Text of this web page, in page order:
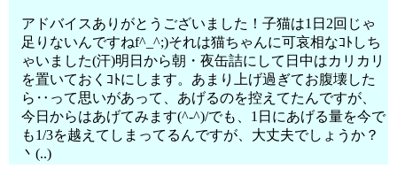
アドバイスありがとうございました！子猫は1日2回じゃ
足りないんですねf^_^;)それは猫ちゃんに可哀相なｺﾄしち
ゃいました(汗)明日から朝・夜缶詰にして日中はカリカリ
を置いておくｺﾄにします。あまり上げ過ぎてお腹壊した
ら‥って思いがあって、あげるのを控えてたんですが、
今日からはあげてみます(^-^)/でも、1日にあげる量を今で
も1/3を越えてしまってるんですが、大丈夫でしょうか？
丶(..)